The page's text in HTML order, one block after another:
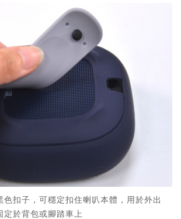
色扣子，可穩定扣住喇叭本體，用於外出
定於背包或腳踏車上